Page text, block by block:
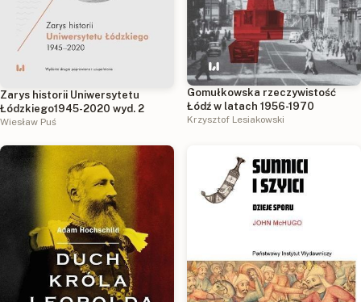
Zarys historii Uniwersytetu
Łódzkiego1945-2020 wyd. 2
Wiesław Puś
Gomułkowska rzeczywistość
Łódź w latach 1956-1970
Krzysztof Lesiakowski